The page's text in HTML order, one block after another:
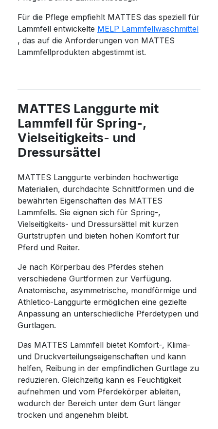
Für die Pflege empfiehlt MATTES das speziell für
Lammfell entwickelte MELP Lammfellwaschmittel
, das auf die Anforderungen von MATTES
Lammfellprodukten abgestimmt ist.
MATTES Langgurte mit
Lammfell für Spring-,
Vielseitigkeits- und
Dressursättel
MATTES Langgurte verbinden hochwertige
Materialien, durchdachte Schnittformen und die
bewährten Eigenschaften des MATTES
Lammfells. Sie eignen sich für Spring-,
Vielseitigkeits- und Dressursättel mit kurzen
Gurtstrupfen und bieten hohen Komfort für
Pferd und Reiter.
Je nach Körperbau des Pferdes stehen
verschiedene Gurtformen zur Verfügung.
Anatomische, asymmetrische, mondförmige und
Athletico-Langgurte ermöglichen eine gezielte
Anpassung an unterschiedliche Pferdetypen und
Gurtlagen.
Das MATTES Lammfell bietet Komfort-, Klima-
und Druckverteilungseigenschaften und kann
helfen, Reibung in der empfindlichen Gurtlage zu
reduzieren. Gleichzeitig kann es Feuchtigkeit
aufnehmen und vom Pferdekörper ableiten,
wodurch der Bereich unter dem Gurt länger
trocken und angenehm bleibt.